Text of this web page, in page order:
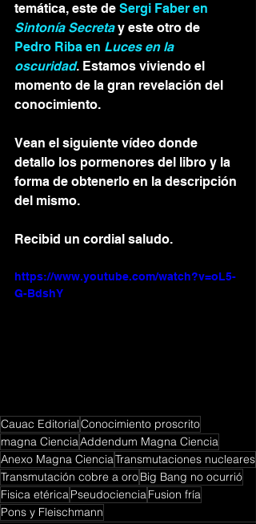
temática, este de Sergi Faber en
Sintonía Secreta y este otro de
Pedro Riba en Luces en la
oscuridad. Estamos viviendo el
momento de la gran revelación del
conocimiento.
Vean el siguiente vídeo donde
detallo los pormenores del libro y la
forma de obtenerlo en la descripción
del mismo.
Recibid un cordial saludo.
https://www.youtube.com/watch?v=oL5-
G-BdshY
Cauac EditorialConocimiento proscrito
magna CienciaAddendum Magna Ciencia
Anexo Magna CienciaTransmutaciones nucleares
Transmutación cobre a oroBig Bang no ocurrió
Fisica etéricaPseudocienciaFusion fría
Pons y Fleischmann